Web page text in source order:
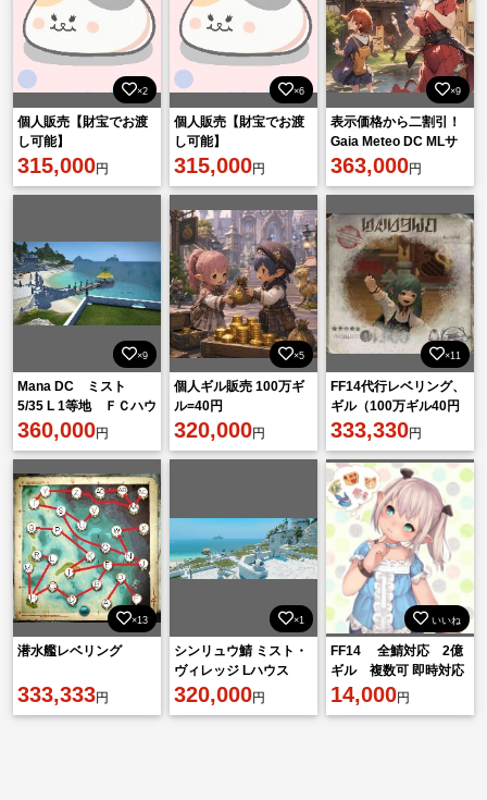
×2
個人販売【財宝でお渡
し可能】
315,000円
×6
個人販売【財宝でお渡
し可能】
315,000円
×9
表示価格から二割引！
Gaia Meteo DC MLサ
イズハウス販売
363,000円
×9
Mana DC ミスト
5/35 L 1等地 ＦＣハウ
ス
360,000円
×5
個人ギル販売 100万ギ
ル=40円
320,000円
×11
FF14代行レベリング、
ギル（100万ギル40円
~）etc.
333,330円
×13
潜水艦レベリング
333,333円
×1
シンリュウ鯖 ミスト・
ヴィレッジ Lハウス
320,000円
いいね
FF14 全鯖対応 2億
ギル 複数可 即時対応
14,000円